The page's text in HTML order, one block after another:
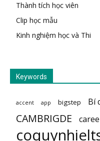
Thành tích học viên
Clip học mẫu
Kinh nghiệm học và Thi
Keywords
accent app bigstep Bí
CAMBRIGDE